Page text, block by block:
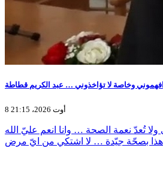
وخاصة لا تؤاخذوني … عبد الكريم قطاطة
8 أوت 2026، 21:15
تُعدّ نعمة الصحة … وانا انعم عليّ الله